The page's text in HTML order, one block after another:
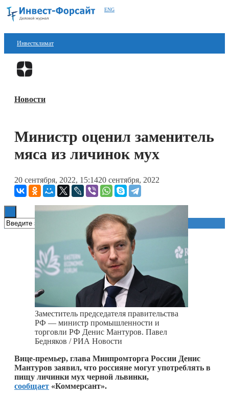
ENG
Инвестклимат
Финансы
Блокчейн
Книги
Новости
Министр оценил заменитель
мяса из личинок мух
20 сентября, 2022, 15:1420 сентября, 2022
Заместитель председателя правительства
РФ — министр промышленности и
торговли РФ Денис Мантуров. Павел
Бедняков / РИА Новости
Вице-премьер, глава Минпромторга России Денис
Мантуров заявил, что россияне могут употреблять в
пищу личинки мух черной львинки,
сообщает «Коммерсант».